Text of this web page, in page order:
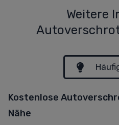
Weitere
Kostenlose
Nähe